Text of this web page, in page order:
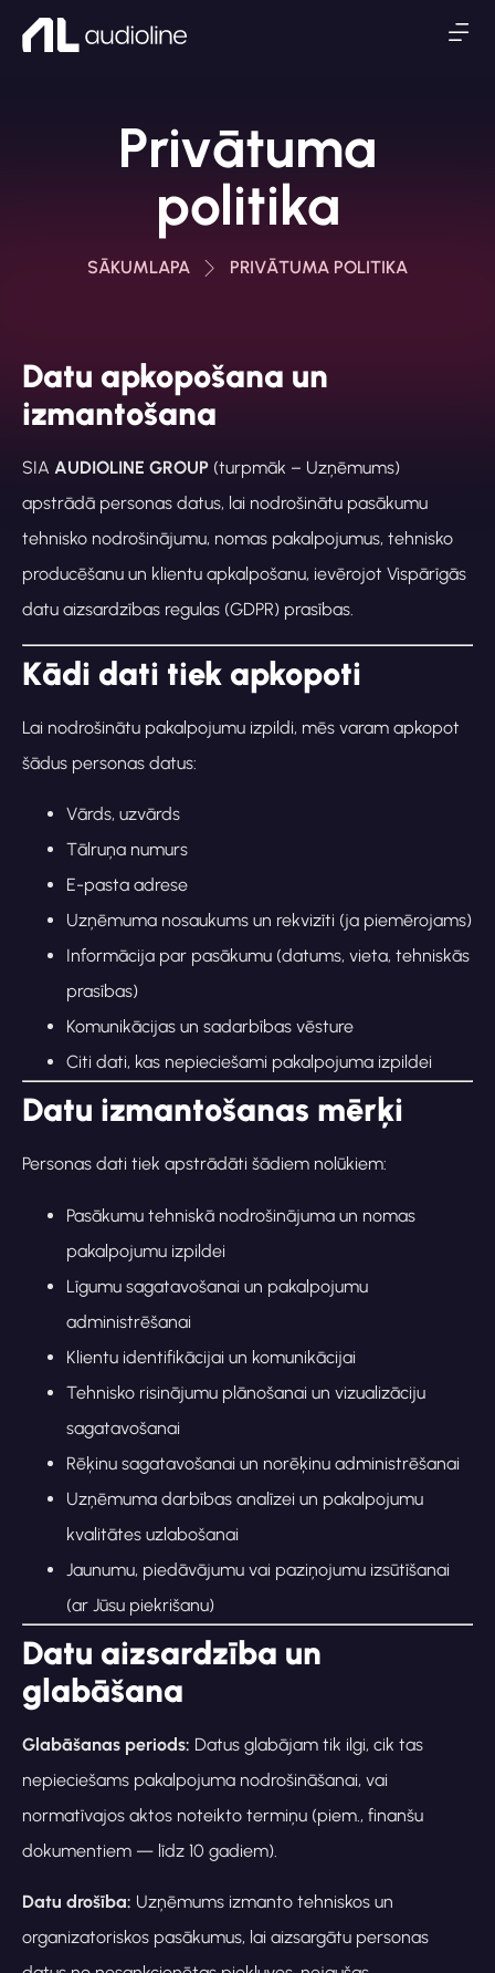
Privātuma
politika
SĀKUMLAPA PRIVĀTUMA POLITIKA
Datu apkopošana un
izmantošana
SIA AUDIOLINE GROUP (turpmāk – Uzņēmums)
apstrādā personas datus, lai nodrošinātu pasākumu
tehnisko nodrošinājumu, nomas pakalpojumus, tehnisko
producēšanu un klientu apkalpošanu, ievērojot Vispārīgās
datu aizsardzības regulas (GDPR) prasības.
Kādi dati tiek apkopoti
Lai nodrošinātu pakalpojumu izpildi, mēs varam apkopot
šādus personas datus:
Vārds, uzvārds
Tālruņa numurs
E-pasta adrese
Uzņēmuma nosaukums un rekvizīti (ja piemērojams)
Informācija par pasākumu (datums, vieta, tehniskās
prasības)
Komunikācijas un sadarbības vēsture
Citi dati, kas nepieciešami pakalpojuma izpildei
Datu izmantošanas mērķi
Personas dati tiek apstrādāti šādiem nolūkiem:
Pasākumu tehniskā nodrošinājuma un nomas
pakalpojumu izpildei
Līgumu sagatavošanai un pakalpojumu
administrēšanai
Klientu identifikācijai un komunikācijai
Tehnisko risinājumu plānošanai un vizualizāciju
sagatavošanai
Rēķinu sagatavošanai un norēķinu administrēšanai
Uzņēmuma darbības analīzei un pakalpojumu
kvalitātes uzlabošanai
Jaunumu, piedāvājumu vai paziņojumu izsūtīšanai
(ar Jūsu piekrišanu)
Datu aizsardzība un
glabāšana
Glabāšanas periods: Datus glabājam tik ilgi, cik tas
nepieciešams pakalpojuma nodrošināšanai, vai
normatīvajos aktos noteikto termiņu (piem., finanšu
dokumentiem — līdz 10 gadiem).
Datu drošība: Uzņēmums izmanto tehniskos un
organizatoriskos pasākumus, lai aizsargātu personas